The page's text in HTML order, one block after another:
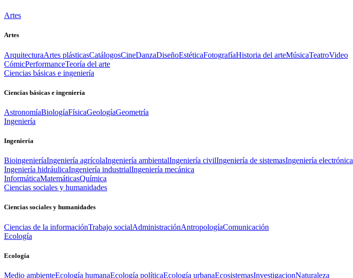
Artes
Artes
ArquitecturaArtes plásticasCatálogosCineDanzaDiseñoEstéticaFotografíaHistoria del arteMúsicaTeatroVideo
CómicPerformanceTeoría del arte
Ciencias básicas e ingeniería
Ciencias básicas e ingeniería
AstronomíaBiologíaFísicaGeologíaGeometría
Ingeniería
Ingeniería
BioingenieríaIngeniería agrícolaIngeniería ambientalIngeniería civilIngeniería de sistemasIngeniería electrónica
Ingeniería hidráulicaIngeniería industrialIngeniería mecánica
InformáticaMatemáticasQuímica
Ciencias sociales y humanidades
Ciencias sociales y humanidades
Ciencias de la informaciónTrabajo socialAdministraciónAntropologíaComunicación
Ecología
Ecología
Medio ambienteEcología humanaEcología políticaEcología urbanaEcosistemasInvestigacionNaturaleza